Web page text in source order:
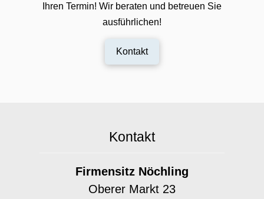
Ihren Termin! Wir beraten und betreuen Sie
ausführlichen!
Kontakt
Kontakt
Firmensitz Nöchling
Oberer Markt 23